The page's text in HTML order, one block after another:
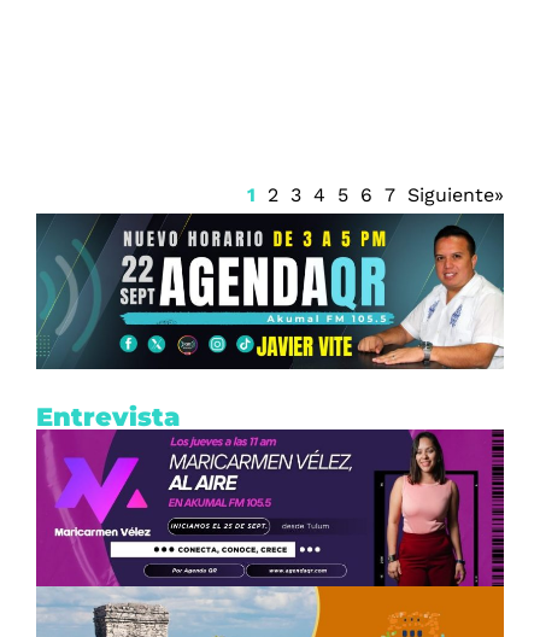
1 2 3 4 5 6 7 Siguiente»
Entrevista